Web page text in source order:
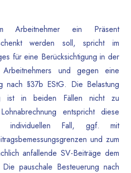
Arbeitnehmer ein Präsent
werden soll, spricht im
für eine Berücksichtigung in der
Arbeitnehmers und gegen eine
nach §37b EStG. Die Belastung
ist in beiden Fällen nicht zu
entspricht diese
individuellen Fall, ggf. mit
und zum
anfallende SV-Beiträge dem
pauschale Besteuerung nach